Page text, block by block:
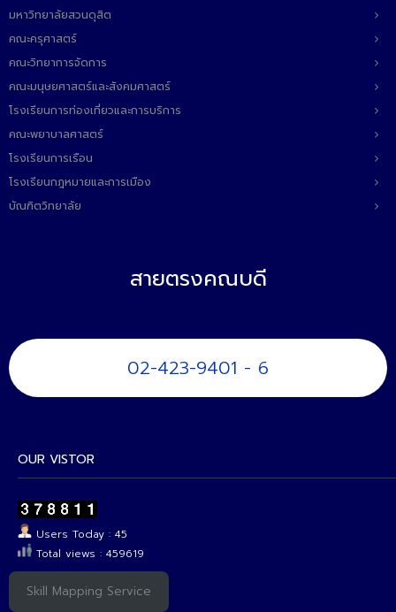
มหาวิทยาลัยสวนดุสิต
คณะครุศาสตร์
คณะวิทยาการจัดการ
คณะมนุษยศาสตร์และสังคมศาสตร์
โรงเรียนการท่องเที่ยวและการบริการ
คณะพยาบาลศาสตร์
โรงเรียนการเรือน
โรงเรียนกฎหมายและการเมือง
บัณฑิตวิทยาลัย
สายตรงคณบดี
02-423-9401 - 6
OUR VISTOR
Users Today : 45
Total views : 459619
Skill Mapping Service